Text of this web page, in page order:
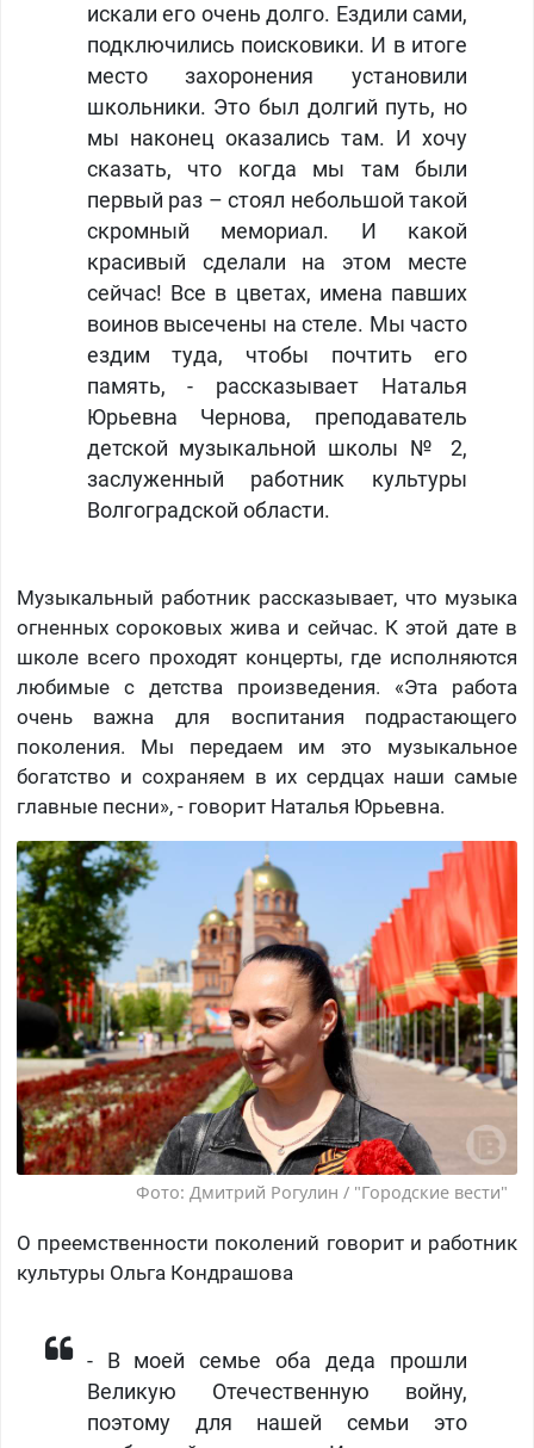
искали его очень долго. Ездили сами,
подключились поисковики. И в итоге
место захоронения установили
школьники. Это был долгий путь, но
мы наконец оказались там. И хочу
сказать, что когда мы там были
первый раз – стоял небольшой такой
скромный мемориал. И какой
красивый сделали на этом месте
сейчас! Все в цветах, имена павших
воинов высечены на стеле. Мы часто
ездим туда, чтобы почтить его
память, - рассказывает Наталья
Юрьевна Чернова, преподаватель
детской музыкальной школы № 2,
заслуженный работник культуры
Волгоградской области.
Музыкальный работник рассказывает, что музыка
огненных сороковых жива и сейчас. К этой дате в
школе всего проходят концерты, где исполняются
любимые с детства произведения. «Эта работа
очень важна для воспитания подрастающего
поколения. Мы передаем им это музыкальное
богатство и сохраняем в их сердцах наши самые
главные песни», - говорит Наталья Юрьевна.
Фото: Дмитрий Рогулин / "Городские вести"
О преемственности поколений говорит и работник
культуры Ольга Кондрашова
- В моей семье оба деда прошли
Великую Отечественную войну,
поэтому для нашей семьи это